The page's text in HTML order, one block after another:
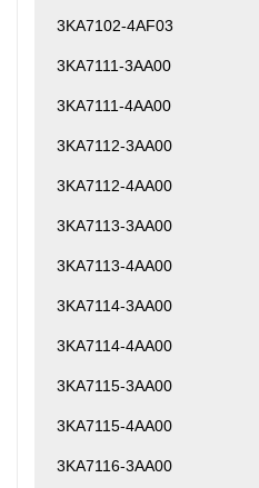
3KA7102-4AF03
3KA7111-3AA00
3KA7111-4AA00
3KA7112-3AA00
3KA7112-4AA00
3KA7113-3AA00
3KA7113-4AA00
3KA7114-3AA00
3KA7114-4AA00
3KA7115-3AA00
3KA7115-4AA00
3KA7116-3AA00